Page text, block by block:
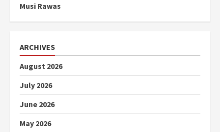
Musi Rawas
ARCHIVES
August 2026
July 2026
June 2026
May 2026